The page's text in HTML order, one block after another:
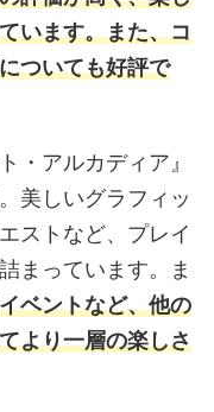
います。また、コ
ついても好評で
・アルカディア』
美しいグラフィッ
ストなど、プレイ
まっています。ま
ベントなど、他の
より一層の楽しさ